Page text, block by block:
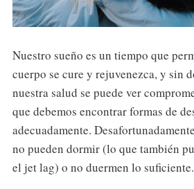
Nuestro sueño es un tiempo que
cuerpo se cure y rejuvenezca, y sin
nuestra salud se puede ver
que debemos encontrar formas de
adecuadamente.
no pueden dormir (lo que también
el jet lag) o no duermen lo suficiente.